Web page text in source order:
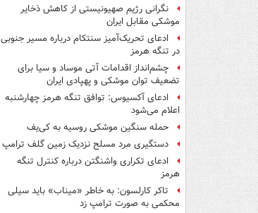
نگرانی رژیم صهیونیستی از کاهش ذخایر
موشکی مقابل ایران
ادعای تحریک‌آمیز سنتکام درباره مسیر جنوبی
در تنگه هرمز
چشم‌انداز اقدامات آتی موساد و سیا برای
تضعیف توان موشکی و پهپادی ایران
ادعای آکسیوس: توافق تنگه هرمز چهارشنبه
اعلام می‌شود
حمله سنگین موشکی روسیه به کی‌یف
دستگیری مرد مسلح نزدیک زمین گلف ترامپ
ادعای تکراری واشنگتن درباره کنترل تنگه
هرمز
تاکر کارلسون: به خاطر «میناب» باید سیلی
محکمی به صورت ترامپ زد